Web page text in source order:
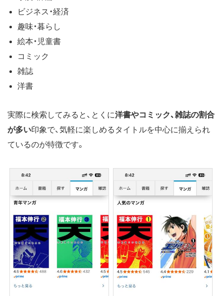
ビジネス・経済
趣味・暮らし
絵本・児童書
コミック
雑誌
洋書
実際に検索してみると、とくに洋書やコミック、雑誌の割合
が多い印象で、気軽に楽しめるタイトルを中心に揃えられ
ているのが特徴です。